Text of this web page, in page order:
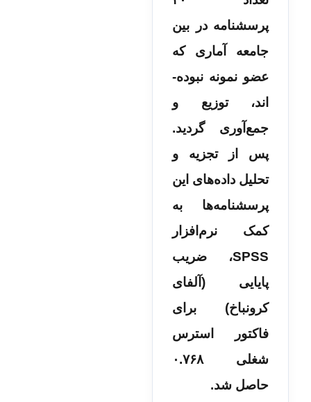
پرسشنامه در بین
جامعه آماری که
عضو نمونه نبوده‌­
اند، توزیع و
جمع‌آوری گردید.
پس از تجزیه‌ و
تحلیل داده­‌های این
پرسشنامه‌ها به
کمک نرم‌افزار
SPSS، ضریب
پایایی (آلفای
کرونباخ) برای
فاکتور استرس
شغلی ۰.۷۶۸
حاصل شد.